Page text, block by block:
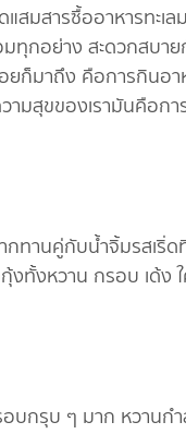
แสมสารซื้ออาหารทะ
ทุกอย่าง สะดวกสบา
มาถึง คือการกินอาห
ามสุขของเรามันคือ
ทานคู่กับน้ำจิ้มรสเริ่
งทั้งหวาน กรอบ เด้
กรุบ ๆ มาก หวานกำ